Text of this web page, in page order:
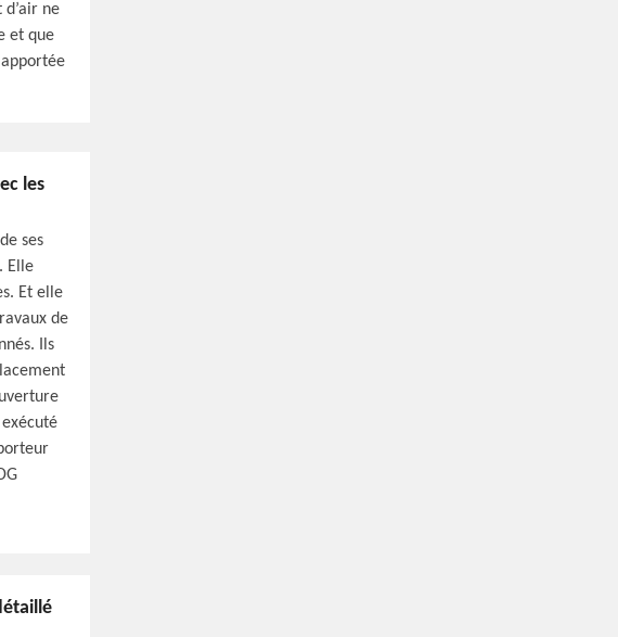
ne
et que
les
ses
Elle
Et elle
de
Ils